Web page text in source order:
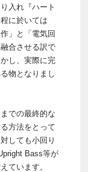
入れ『ハート
に於いては
」と「電気回
合させる訳で
し、実際に完
物となりまし
での最終的な
方法をとって
しても小回り
Bass等が
ています。